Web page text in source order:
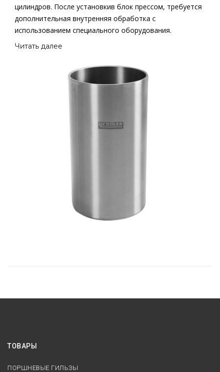
цилиндров. После установкив блок прессом, требуется
дополнительная внутренняя обработка с
использованием специального оборудования.
Читать далее
ТОВАРЫ
ПОРШНЕВЫЕ ГИЛЬЗЫ